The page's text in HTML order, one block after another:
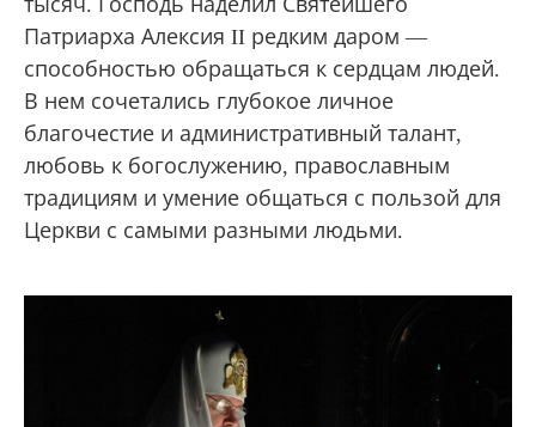
Патриарха Алексия II редким даром —
способностью обращаться к сердцам людей.
В нем сочетались глубокое личное
благочестие и административный талант,
любовь к богослужению, православным
традициям и умение общаться с пользой для
Церкви с самыми разными людьми.